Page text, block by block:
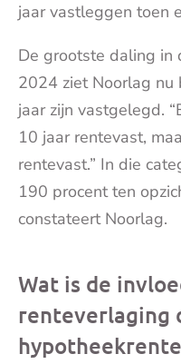
jaar vastleggen toen
De grootste daling in
2024 ziet Noorlag nu
jaar zijn vastgelegd.
10 jaar rentevast,
rentevast.” In die
190 procent ten
constateert Noorlag.
Wat is de
renteverlaging